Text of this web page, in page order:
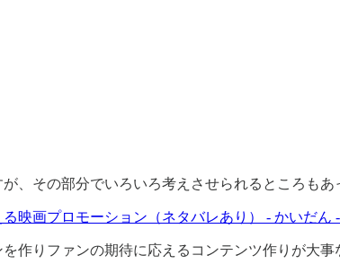
、その部分でいろいろ考えさせられるところもあ
映画プロモーション（ネタバレあり） - かいだん
作りファンの期待に応えるコンテンツ作りが大事